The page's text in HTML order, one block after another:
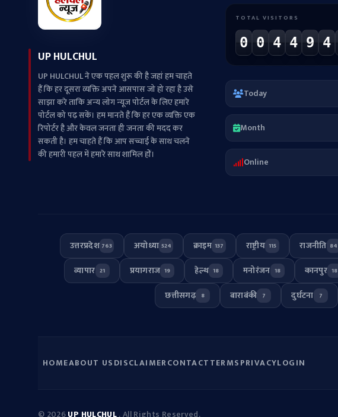
UP HULCHUL
UP HULCHUL ने एक पहल शुरू की है जहां हम चाहते
हैं कि हर दूसरा व्‍यक्ति अपने आसपास जो हो रहा है उसे
साझा करे ताकि अन्‍य लोग न्‍यूज पोर्टल के लिए हमारे
पोर्टल को पढ़ सकें। हम मानते हैं कि हर एक व्यक्ति एक
रिपोर्टर है और केवल जनता ही जनता की मदद कर
सकती है। हम चाहते हैं कि आप सच्चाई के साथ चलने
की हमारी पहल में हमारे साथ शामिल हों।
TOTAL VISITORS
0 0 4 4 9 4
Today
Month
Online
उत्तरप्रदेश 763 अयोध्या 524 क्राइम 137 राष्ट्रीय 115 राजनीति 84
व्यापार 21 प्रयागराज 19 हेल्थ 18 मनोरंजन 18 कानपुर 18
छत्तीसगढ़ 8 बाराबंकी 7 दुर्घटना 7
HOMEABOUT USDISCLAIMERCONTACTTERMSPRIVACYLOGIN